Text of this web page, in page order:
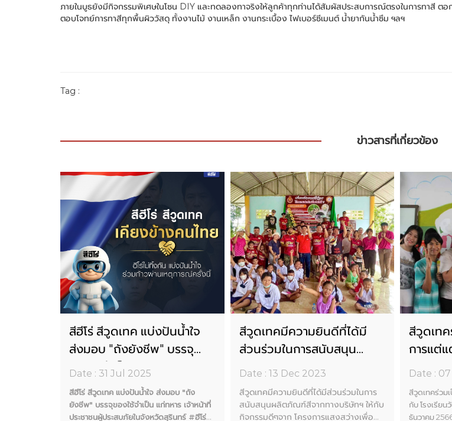
ภายในบูธยังมีกิจกรรมพิเศษในโซน DIY และทดลองทาจริงให้ลูกค้าทุกท่านได้สัมผัสประสบการณ์ตรงในการทาสี ตอ
ตอบโจทย์การทาสีทุกพื้นผิววัสดุ ทั้งงานไม้ งานเหล็ก งานกระเบื้อง ไฟเบอร์ซีเมนต์ น้ำยากันน้ำซึม ฯลฯ
Tag :
ข่าวสารที่เกี่ยวข้อง
สีฮีโร่ สีวูดเทค แบ่งปันน้ำใจ
ส่งมอบ "ถังยังชีพ" บรรจุ
ของใช้จำเป็น แก่ทหาร เจ้า
หน้าที่ ประชาชนผู้ประสบภัยใน
จังหวัดสุรินทร์ #ฮีโร่เคียงข้าง
Date : 31 Jul 2025
สีฮีโร่ สีวูดเทค แบ่งปันน้ำใจ ส่งมอบ "ถัง
ยังชีพ" บรรจุของใช้จำเป็น แก่ทหาร เจ้าหน้าที่
ประชาชนผู้ประสบภัยในจังหวัดสุรินทร์ #ฮีโร่
สีวูดเทคมีความยินดีที่ได้มี
ส่วนร่วมในการสนับสนุน
ผลิตภัณฑ์สีจากทางบริษัทฯ ให้
กับกิจกรรมดีๆจาก โครงการ
แสงสว่างเพื่อน้องปีที่ ๗
Date : 13 Dec 2023
สีวูดเทคมีความยินดีที่ได้มีส่วนร่วมในการ
สนับสนุนผลิตภัณฑ์สีจากทางบริษัทฯ ให้กับ
กิจกรรมดีๆจาก โครงการแสงสว่างเพื่อ
สีวูดเท
การแต่
โรงเรีย
เมื่อวัน
Date :
สีวูดเทคร่วม
กับ โรงเรียน
ธันวาคม